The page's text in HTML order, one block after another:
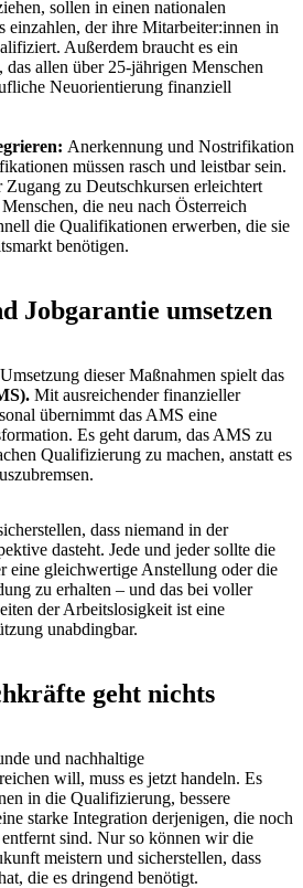
sollen in einen nationalen
einzahlen, der ihre Mitarbeiter:innen in
Außerdem braucht es ein
allen über 25-jährigen Menschen
Neuorientierung finanziell
Anerkennung und Nostrifikation
müssen rasch und leistbar sein.
Zugang zu Deutschkursen erleichtert
die neu nach Österreich
die Qualifikationen erwerben, die sie
benötigen.
Jobgarantie umsetzen
dieser Maßnahmen spielt das
Mit ausreichender finanzieller
übernimmt das AMS eine
Es geht darum, das AMS zu
Qualifizierung zu machen, anstatt es
dass niemand in der
dasteht. Jede und jeder sollte die
eine gleichwertige Anstellung oder die
zu erhalten – und das bei voller
der Arbeitslosigkeit ist eine
unabdingbar.
geht nichts
und nachhaltige
will, muss es jetzt handeln. Es
in die Qualifizierung, bessere
starke Integration derjenigen, die noch
sind. Nur so können wir die
meistern und sicherstellen, dass
die es dringend benötigt.